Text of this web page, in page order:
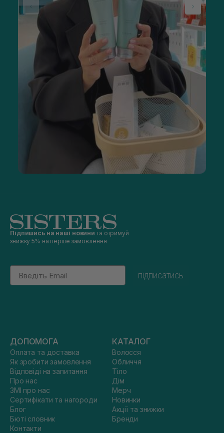
росту брів і вій за доступною ціною. Щодо форм випуску,
розрізняють засоби на:
сироватки та емульсії мають легку текстуру, швидко
вбираються та зручні в нанесенні;
олійні комплекси більш живильні, підходять для сухої
та чутливої шкіри;
гелі забезпечують додатковий догляд та можуть
використовуватися як основа під макіяж.
Під час використання засобу не рекомендується робити
корекцію брів, щоб не перешкоджати процесу росту. Також
варто обмежити використання агресивних засобів для
зняття макіяжу в зоні очей. Перші результати помітні через 2-
3 тижні регулярного використання. Волоски стають
міцнішими, з'являється здоровий блиск. Через 4-6 тижнів
збільшується густота та довжина. Максимальний ефект
досягається через 8-12 тижнів постійного застосування.
Чому варто замовити засоби для росту вій та
брів у нас
доставкою по Україні або завітати до одного з магазинів
мережі та забрати замовлення особисто.
Підпишись на наші новини та отримуй
знижку 5% на перше замовлення
Email
підписатись
ДОПОМОГА
Оплата та доставка
Як зробити замовлення
Відповіді на запитання
Про нас
ЗМІ про нас
Сертифікати та нагороди
Блог
Бюті словник
Контакти
КАТАЛОГ
Волосся
Обличчя
Тіло
Дім
Мерч
Новинки
Акції та знижки
Бренди